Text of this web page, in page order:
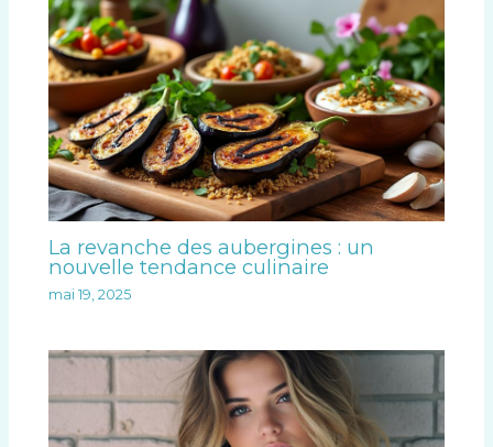
La revanche des aubergines : un
nouvelle tendance culinaire
mai 19, 2025